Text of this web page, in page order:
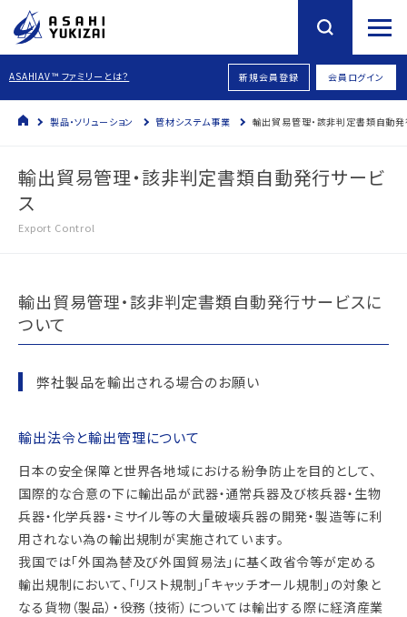
ASAHIAV™ ファミリーとは？ 新規会員登録 会員ログイン
製品・ソリューション 管材システム事業 輸出貿易管理・該非判定書類自動
輸出貿易管理・該非判定書類自動発行サービ
ス
Export Control
輸出貿易管理・該非判定書類自動発行サービスに
ついて
弊社製品を輸出される場合のお願い
輸出法令と輸出管理について
日本の安全保障と世界各地域における紛争防止を目的として、
国際的な合意の下に輸出品が武器・通常兵器及び核兵器・生物
兵器・化学兵器・ミサイル等の大量破壊兵器の開発・製造等に利
用されない為の輸出規制が実施されています。
我国では「外国為替及び外国貿易法」に基く政省令等が定める
輸出規制において、「リスト規制」「キャッチオール規制」の対象と
なる貨物（製品）・役務（技術）については輸出する際に経済産業